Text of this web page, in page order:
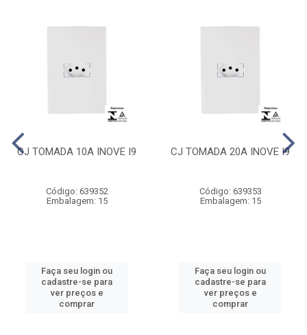
CJ TOMADA 10A INOVE I9
Código: 639352
Embalagem: 15
Faça seu login ou
cadastre-se para
ver preços e
comprar
CJ TOMADA 20A INOVE I9
Código: 639353
Embalagem: 15
Faça seu login ou
cadastre-se para
ver preços e
comprar